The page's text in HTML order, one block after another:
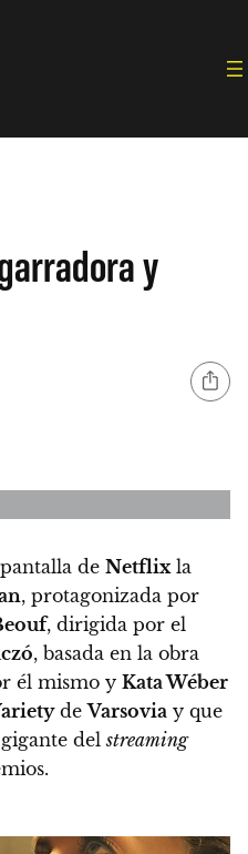
y
de Netflixla
, protagonizada por
, dirigida por el
, basada en la obra
él mismo y Kata Wéber
deVarsovia y que
gigante delstreaming